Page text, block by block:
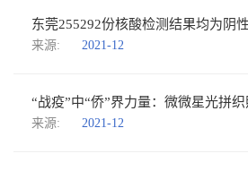
东莞255292份核酸检测结果均为阴性
来源: 2021-12
“战疫”中“侨”界力量：微微星光拼
来源: 2021-12